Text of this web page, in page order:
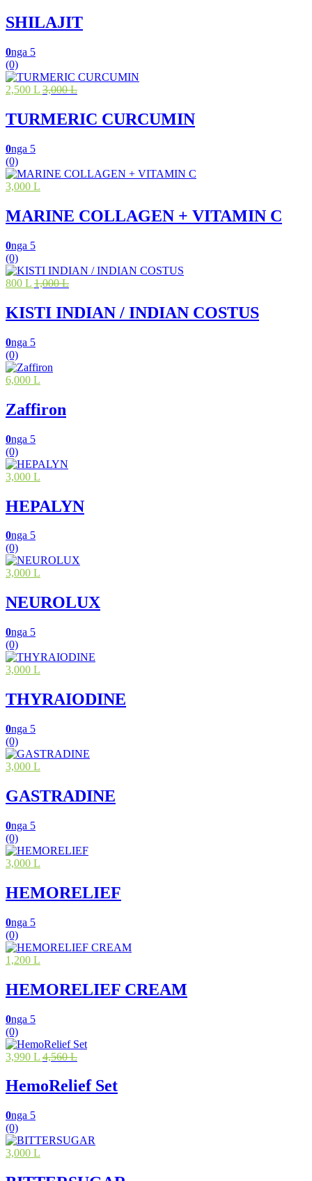
SHILAJIT
0nga 5
(0)
2,500 L 3,000 L
TURMERIC CURCUMIN
0nga 5
(0)
3,000 L
MARINE COLLAGEN + VITAMIN C
0nga 5
(0)
800 L 1,000 L
KISTI INDIAN / INDIAN COSTUS
0nga 5
(0)
6,000 L
Zaffiron
0nga 5
(0)
3,000 L
HEPALYN
0nga 5
(0)
3,000 L
NEUROLUX
0nga 5
(0)
3,000 L
THYRAIODINE
0nga 5
(0)
3,000 L
GASTRADINE
0nga 5
(0)
3,000 L
HEMORELIEF
0nga 5
(0)
1,200 L
HEMORELIEF CREAM
0nga 5
(0)
3,990 L 4,560 L
HemoRelief Set
0nga 5
(0)
3,000 L